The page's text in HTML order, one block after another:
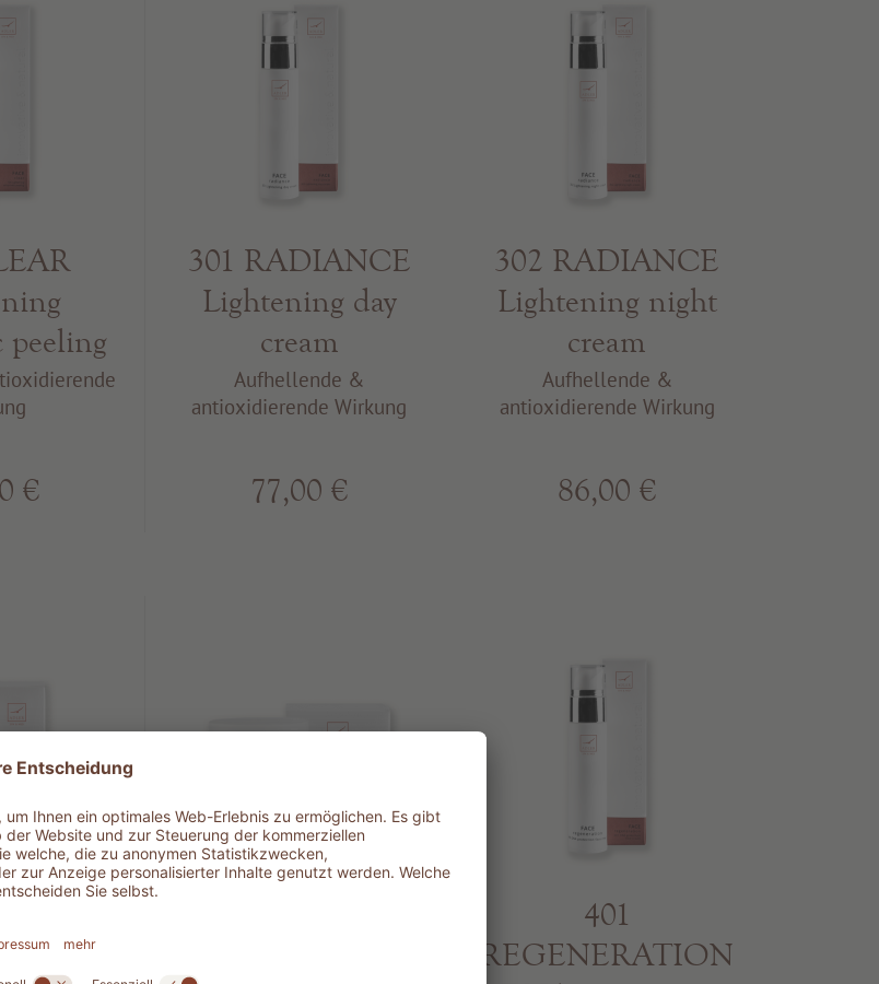
peeling
€
301 RADIANCE
Lightening day
cream
Aufhellende &
antioxidierende Wirkung
77,00 €
302 RADIANCE
Lightening night
cream
Aufhellende &
antioxidierende Wirkung
86,00 €
eye
401
REGENERATION